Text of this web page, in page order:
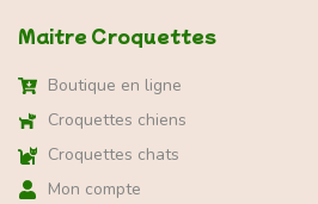
Maitre Croquettes
Boutique en ligne
Croquettes chiens
Croquettes chats
Mon compte